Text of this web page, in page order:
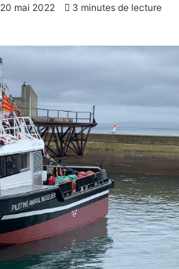
20 mai 2022 3 minutes de lecture